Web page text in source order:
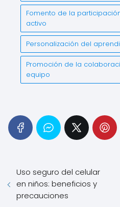
Fomento de la
activo
Personalización del
Promoción de la
equipo
Uso seguro del celular
en niños: beneficios y
precauciones